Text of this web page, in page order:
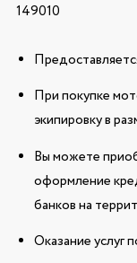
149010
При покупке
экипировку в
Вы можете
оформление
банков на
Оказание услуг